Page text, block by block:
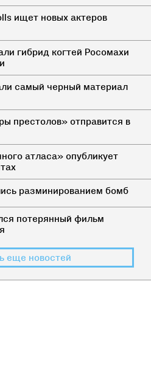
ищет новых актеров
гибрид когтей Росомахи
самый черный материал
престолов» отправится в
атласа» опубликует
разминированием бомб
потерянный фильм
еще новостей